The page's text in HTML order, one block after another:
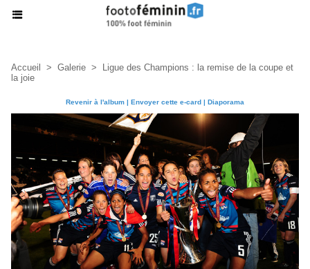
Accueil > Galerie >
Ligue des Champions : la remise de la coupe et
la joie
Revenir à l'album | Envoyer cette e-card | Diaporama